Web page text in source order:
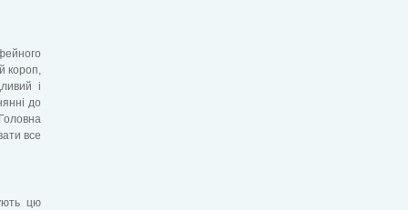
короп,
і
до
все
цю